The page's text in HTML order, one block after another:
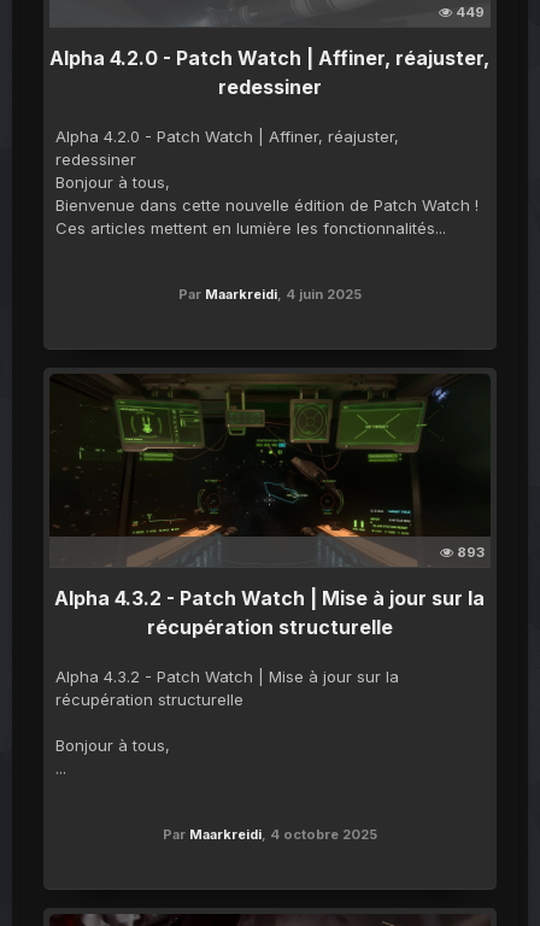
449
Alpha 4.2.0 - Patch Watch | Affiner, réajuster,
redessiner
Alpha 4.2.0 - Patch Watch | Affiner, réajuster,
redessiner
Bonjour à tous,
Bienvenue dans cette nouvelle édition de Patch Watch !
Ces articles mettent en lumière les fonctionnalités...
Par Maarkreidi, 4 juin 2025
893
Alpha 4.3.2 - Patch Watch | Mise à jour sur la
récupération structurelle
Alpha 4.3.2 - Patch Watch | Mise à jour sur la
récupération structurelle
Bonjour à tous,
...
Par Maarkreidi, 4 octobre 2025